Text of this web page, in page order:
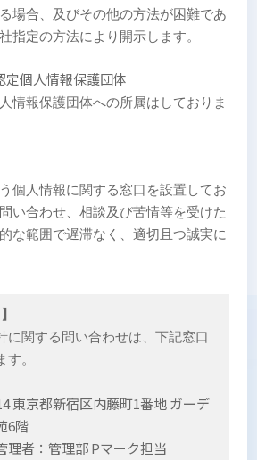
場合、及びその他の方法が困難であ
指定の方法により開示します。
定個人情報保護団体
情報保護団体への所属はしておりま
個人情報に関する窓口を設置してお
い合わせ、相談及び苦情等を受けた
な範囲で遅滞なく、適切且つ誠実に
に関する問い合わせは、下記窓口
。
東京都新宿区内藤町1番地 ガーデ
6階
理者：管理部 Pマーク担当